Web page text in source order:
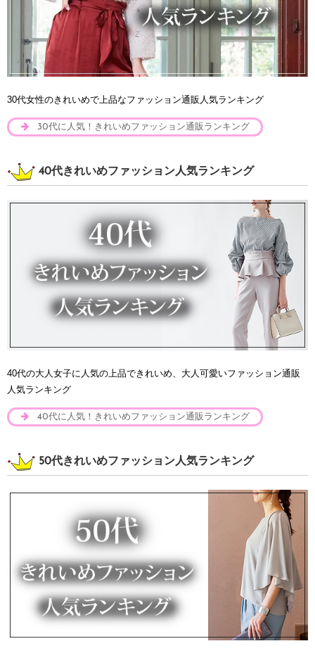
30代女性のきれいめで上品なファッション通販人気ランキング
30代に人気！きれいめファッション通販ランキング
40代きれいめファッション人気ランキング
40代の大人女子に人気の上品できれいめ、大人可愛いファッション通販
人気ランキング
40代に人気！きれいめファッション通販ランキング
50代きれいめファッション人気ランキング